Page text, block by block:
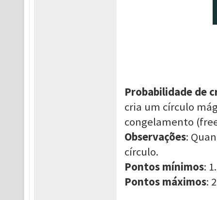
Probabilidade de
cria um círculo
congelamento
Observações:
círculo.
Pontos mínimos: 1.
Pontos máximos: